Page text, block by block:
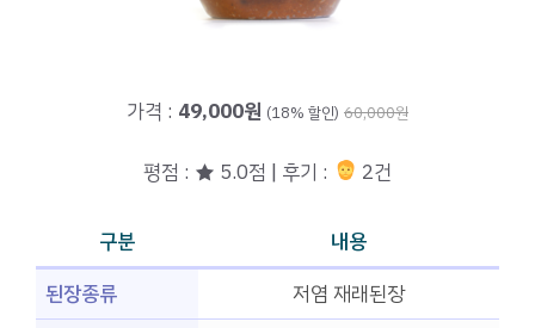
가격 : 49,000원 (18% 할인) 60,000원
평점 : ★ 5.0점 | 후기 : 2건
구분
내용
된장종류
저염 재래된장